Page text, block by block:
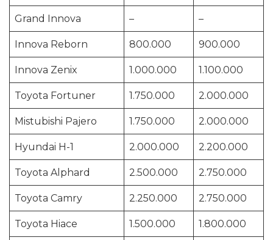
Grand Innova – –
Innova Reborn 800.000 900.000
Innova Zenix 1.000.000 1.100.000
Toyota Fortuner 1.750.000 2.000.000
Mistubishi Pajero 1.750.000 2.000.000
Hyundai H-1 2.000.000 2.200.000
Toyota Alphard 2.500.000 2.750.000
Toyota Camry 2.250.000 2.750.000
Toyota Hiace 1.500.000 1.800.000